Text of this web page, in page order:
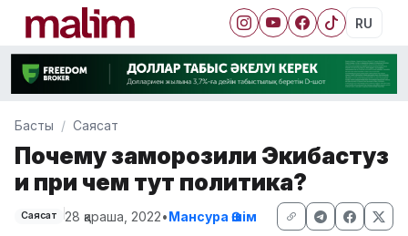
RU
Басты Саясат
Почему заморозили Экибастуз
и при чем тут политика?
Саясат 28 қараша, 2022•Мансура Әшім